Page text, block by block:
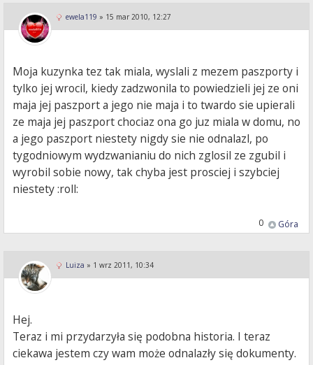
ewela119 » 15 mar 2010, 12:27
Moja kuzynka tez tak miala, wyslali z mezem paszporty i
tylko jej wrocil, kiedy zadzwonila to powiedzieli jej ze oni
maja jej paszport a jego nie maja i to twardo sie upierali
ze maja jej paszport chociaz ona go juz miala w domu, no
a jego paszport niestety nigdy sie nie odnalazl, po
tygodniowym wydzwanianiu do nich zglosil ze zgubil i
wyrobil sobie nowy, tak chyba jest prosciej i szybciej
niestety :roll:
Góra
0
Luiza » 1 wrz 2011, 10:34
Hej.
Teraz i mi przydarzyła się podobna historia. I teraz
ciekawa jestem czy wam może odnalazły się dokumenty.